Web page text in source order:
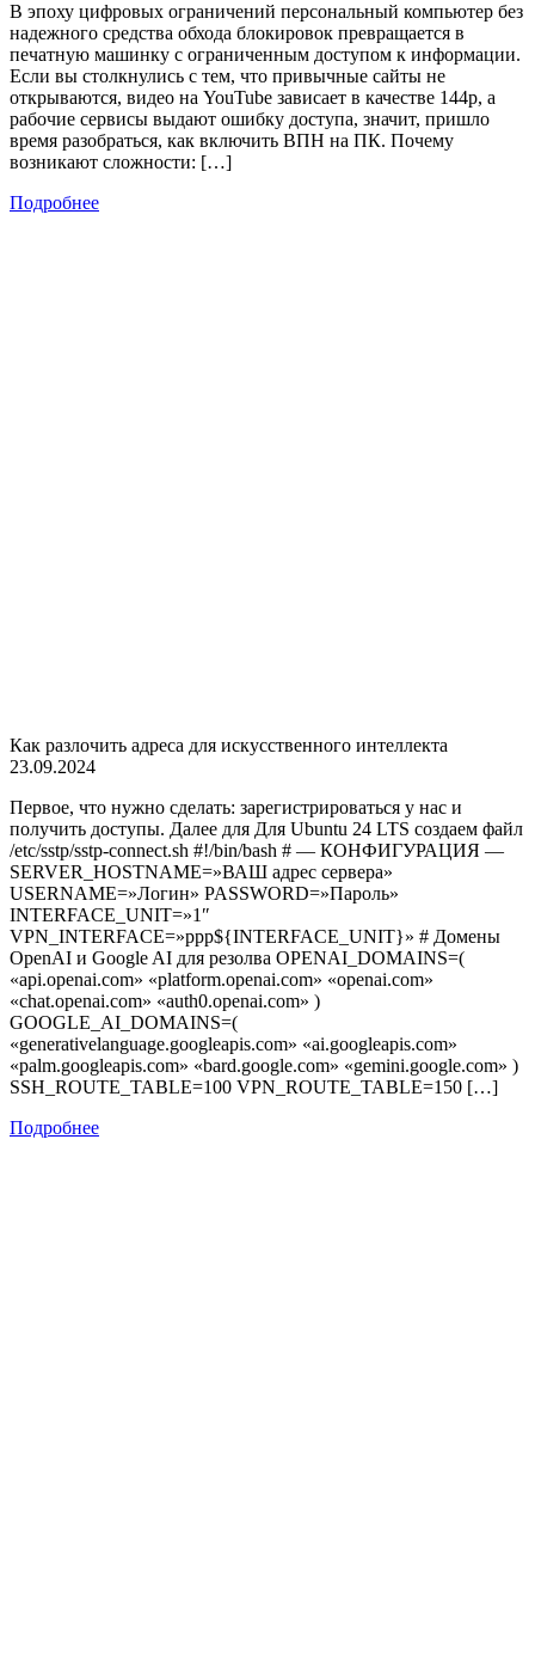
В эпоху цифровых ограничений персональный компьютер без
надежного средства обхода блокировок превращается в
печатную машинку с ограниченным доступом к информации.
Если вы столкнулись с тем, что привычные сайты не
открываются, видео на YouTube зависает в качестве 144p, а
рабочие сервисы выдают ошибку доступа, значит, пришло
время разобраться, как включить ВПН на ПК. Почему
возникают сложности: […]
Подробнее
Как разлочить адреса для искусственного интеллекта
23.09.2024
Первое, что нужно сделать: зарегистрироваться у нас и
получить доступы. Далее для Для Ubuntu 24 LTS создаем файл
/etc/sstp/sstp-connect.sh #!/bin/bash # — КОНФИГУРАЦИЯ —
SERVER_HOSTNAME=»ВАШ адрес сервера»
USERNAME=»Логин» PASSWORD=»Пароль»
INTERFACE_UNIT=»1″
VPN_INTERFACE=»ppp${INTERFACE_UNIT}» # Домены
OpenAI и Google AI для резолва OPENAI_DOMAINS=(
«api.openai.com» «platform.openai.com» «openai.com»
«chat.openai.com» «auth0.openai.com» )
GOOGLE_AI_DOMAINS=(
«generativelanguage.googleapis.com» «ai.googleapis.com»
«palm.googleapis.com» «bard.google.com» «gemini.google.com» )
SSH_ROUTE_TABLE=100 VPN_ROUTE_TABLE=150 […]
Подробнее